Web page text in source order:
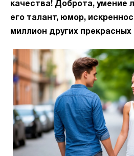
качества! Доброта, умение
его талант, юмор,
миллион других прекрасных